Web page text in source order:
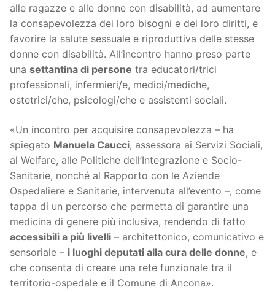
alle ragazze e alle donne con disabilità, ad aumentare
la consapevolezza dei loro bisogni e dei loro diritti, e
favorire la salute sessuale e riproduttiva delle stesse
donne con disabilità. All’incontro hanno preso parte
una settantina di persone tra educatori/trici
professionali, infermieri/e, medici/mediche,
ostetrici/che, psicologi/che e assistenti sociali.
«Un incontro per acquisire consapevolezza – ha
spiegato Manuela Caucci, assessora ai Servizi Sociali,
al Welfare, alle Politiche dell’Integrazione e Socio-
Sanitarie, nonché al Rapporto con le Aziende
Ospedaliere e Sanitarie, intervenuta all’evento –, come
tappa di un percorso che permetta di garantire una
medicina di genere più inclusiva, rendendo di fatto
accessibili a più livelli – architettonico, comunicativo e
sensoriale – i luoghi deputati alla cura delle donne, e
che consenta di creare una rete funzionale tra il
territorio-ospedale e il Comune di Ancona».